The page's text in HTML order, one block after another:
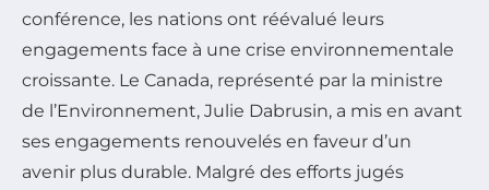
conférence, les nations ont réévalué leurs
engagements face à une crise environnementale
croissante. Le Canada, représenté par la ministre
de l’Environnement, Julie Dabrusin, a mis en avant
ses engagements renouvelés en faveur d’un
avenir plus durable. Malgré des efforts jugés